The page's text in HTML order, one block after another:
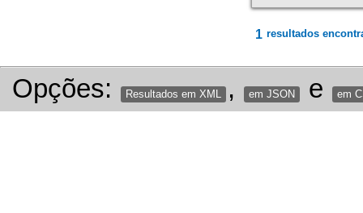
1 resultados
Opções: Resultados em XML , em JSON e em